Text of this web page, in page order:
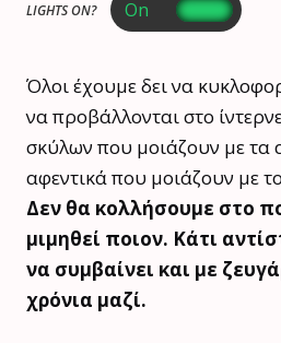
LIGHTS ON?
Όλοι έχουμε δει να
να προβάλλονται στο
σκύλων που μοιάζουν με τα
αφεντικά που μοιάζουν με
Δεν θα κολλήσουμε στο
μιμηθεί ποιον. Κάτι
να συμβαίνει και με
χρόνια μαζί.